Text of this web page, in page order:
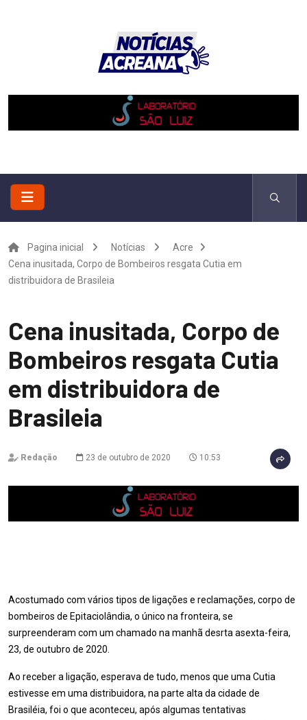
Pagina inicial Notícias
Acre
Cena inusitada, Corpo de Bombeiros resgata Cutia em
distribuidora de Brasileia
Cena inusitada, Corpo de
Bombeiros resgata Cutia
em distribuidora de
Brasileia
Redação 23 de outubro de 2020 10:53
Acostumado com vários tipos de ligações e reclamações, corpo de
bombeiros de Epitaciolândia, o único na fronteira, se
surpreenderam com um chamado na manhã desrta asexta-feira,
23, de outubro de 2020.
Ao receber a ligação, esperava de tudo, menos que uma Cutia
estivesse em uma distribuidora, na parte alta da cidade de
Brasiléia, foi o que aconteceu, após algumas tentativas